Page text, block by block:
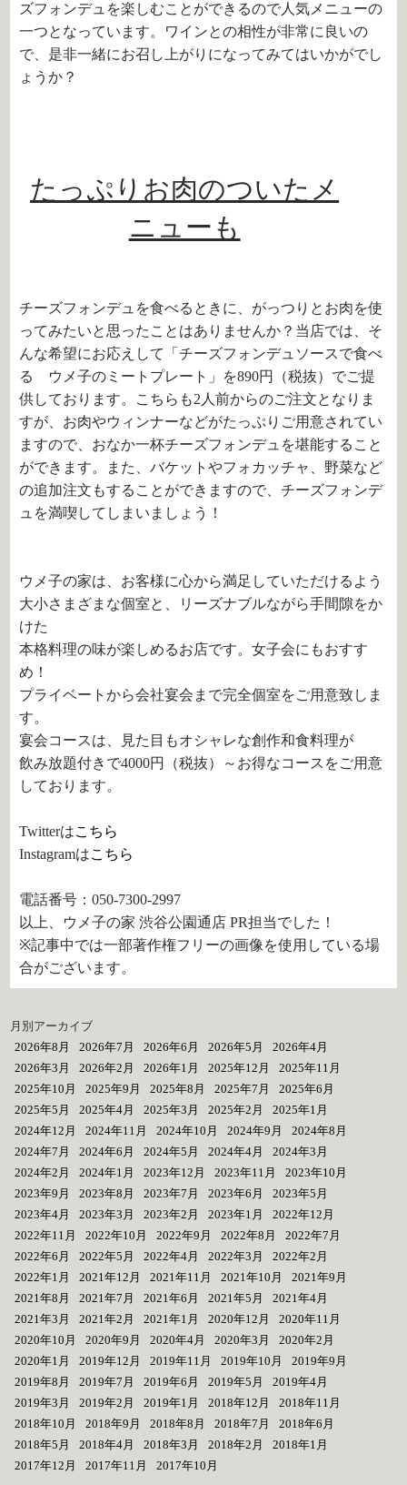
ズフォンデュを楽しむことができるので人気メニューの
一つとなっています。ワインとの相性が非常に良いの
で、是非一緒にお召し上がりになってみてはいかがでし
ょうか？
たっぷりお肉のついたメ
ニューも
チーズフォンデュを食べるときに、がっつりとお肉を使
ってみたいと思ったことはありませんか？当店では、そ
んな希望にお応えして「チーズフォンデュソースで食べ
る ウメ子のミートプレート」を890円（税抜）でご提
供しております。こちらも2人前からのご注文となりま
すが、お肉やウィンナーなどがたっぷりご用意されてい
ますので、おなか一杯チーズフォンデュを堪能すること
ができます。また、バケットやフォカッチャ、野菜など
の追加注文もすることができますので、チーズフォンデ
ュを満喫してしまいましょう！
ウメ子の家は、お客様に心から満足していただけるよう
大小さまざまな個室と、リーズナブルながら手間隙をか
けた
本格料理の味が楽しめるお店です。女子会にもおすす
め！
プライベートから会社宴会まで完全個室をご用意致しま
す。
宴会コースは、見た目もオシャレな創作和食料理が
飲み放題付きで4000円（税抜）～お得なコースをご用意
しております。
Twitterはこちら
Instagramはこちら
電話番号：050-7300-2997
以上、ウメ子の家 渋谷公園通店 PR担当でした！
※記事中では一部著作権フリーの画像を使用している場
合がございます。
月別アーカイブ
2026年8月
2026年7月 2026年6月 2026年5月
2026年4月
2026年3月
2026年2月 2026年1月 2025年12月
2025年11月
2025年10月
2025年9月 2025年8月 2025年7月
2025年6月
2025年5月
2025年4月 2025年3月 2025年2月
2025年1月
2024年12月
2024年11月 2024年10月 2024年9月
2024年8月
2024年7月
2024年6月 2024年5月 2024年4月
2024年3月
2024年2月
2024年1月 2023年12月 2023年11月
2023年10月
2023年9月
2023年8月 2023年7月 2023年6月
2023年5月
2023年4月
2023年3月 2023年2月 2023年1月
2022年12月
2022年11月
2022年10月 2022年9月 2022年8月
2022年7月
2022年6月
2022年5月 2022年4月 2022年3月
2022年2月
2022年1月
2021年12月 2021年11月 2021年10月
2021年9月
2021年8月
2021年7月 2021年6月 2021年5月
2021年4月
2021年3月
2021年2月 2021年1月 2020年12月
2020年11月
2020年10月
2020年9月 2020年4月 2020年3月
2020年2月
2020年1月
2019年12月 2019年11月 2019年10月
2019年9月
2019年8月
2019年7月 2019年6月 2019年5月
2019年4月
2019年3月
2019年2月 2019年1月 2018年12月
2018年11月
2018年10月
2018年9月 2018年8月 2018年7月
2018年6月
2018年5月
2018年4月 2018年3月 2018年2月
2018年1月
2017年12月
2017年11月 2017年10月